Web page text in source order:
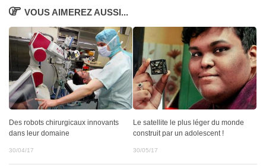
VOUS AIMEREZ AUSSI...
Des robots chirurgicaux innovants
dans leur domaine
30/04/17
Le satellite le plus léger du monde
construit par un adolescent !
30/05/17